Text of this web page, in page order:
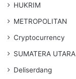
HUKRIM
METROPOLITAN
Cryptocurrency
SUMATERA UTARA
Deliserdang